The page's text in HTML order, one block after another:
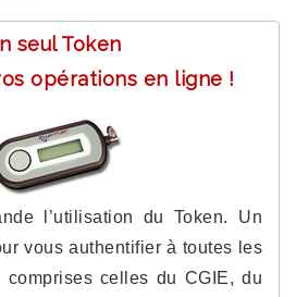
seul Token
opérations en ligne !
l’utilisation du Token. Un
vous authentifier à toutes les
celles du CGIE, du